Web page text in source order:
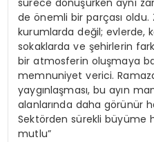
sürece dönüşürken aynı
de önemli bir parçası oldu.
kurumlarda değil; evlerde,
sokaklarda ve şehirlerin
bir atmosferin oluşmaya
memnuniyet verici.
yaygınlaşması, bu ayın
alanlarında daha görünür
Sektörden sürekli büyüme
mutlu”